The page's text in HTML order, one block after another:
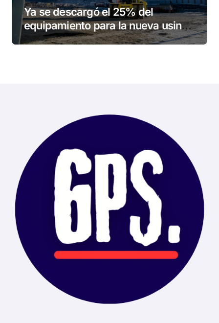
Ya se descargó el 25% del
equipamiento para la nueva usina
de Ushuaia